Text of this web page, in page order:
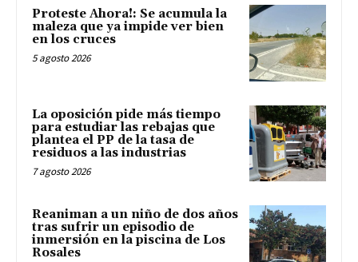
Proteste Ahora!: Se acumula la
maleza que ya impide ver bien
en los cruces
5 agosto 2026
La oposición pide más tiempo
para estudiar las rebajas que
plantea el PP de la tasa de
residuos a las industrias
7 agosto 2026
Reaniman a un niño de dos años
tras sufrir un episodio de
inmersión en la piscina de Los
Rosales